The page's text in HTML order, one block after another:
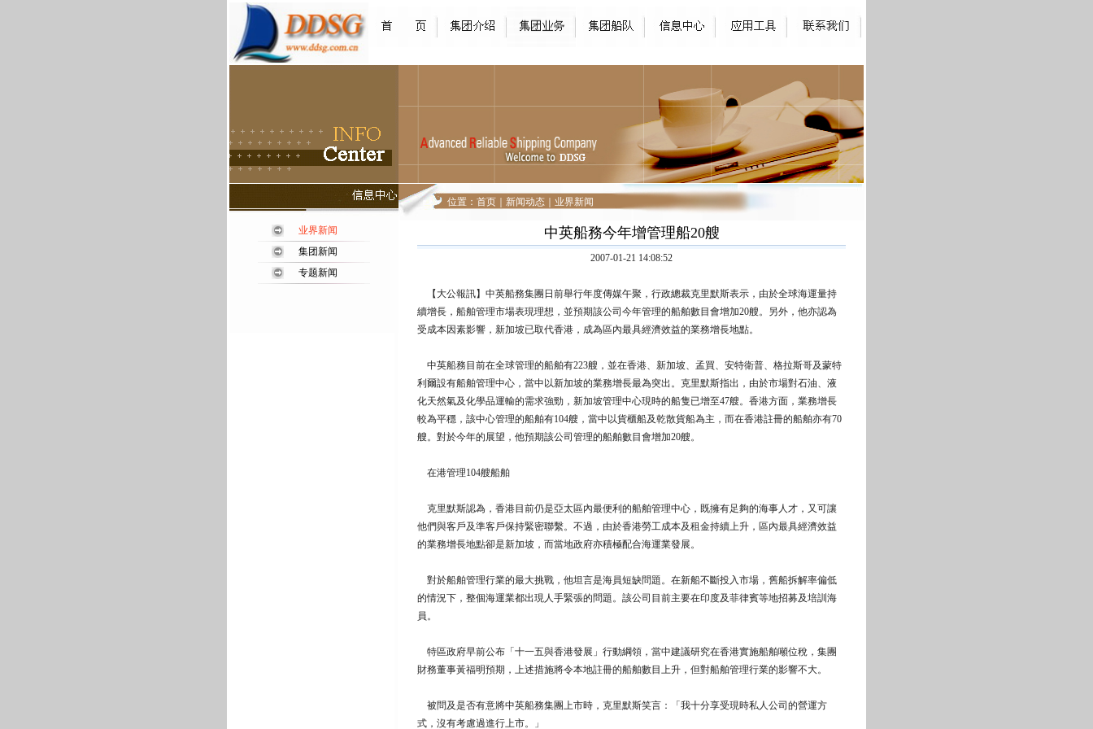
业界新闻
集团新闻
专题新闻
位置： 首页 新闻动态 业界新闻
中英船務今年增管理船20艘
2007-01-21 14:08:52
【大公報訊】中英船務集團日前舉行年度傳媒午聚，行政總裁克里默斯表示，由於全球海運量持
續增長，船舶管理市場表現理想，並預期該公司今年管理的船舶數目會增加20艘。另外，他亦認為
受成本因素影響，新加坡已取代香港，成為區內最具經濟效益的業務增長地點。
中英船務目前在全球管理的船舶有223艘，並在香港、新加坡、孟買、安特衛普、格拉斯哥及蒙特
利爾設有船舶管理中心，當中以新加坡的業務增長最為突出。克里默斯指出，由於市場對石油、液
化天然氣及化學品運輸的需求強勁，新加坡管理中心現時的船隻已增至47艘。香港方面，業務增長
較為平穩，該中心管理的船舶有104艘，當中以貨櫃船及乾散貨船為主，而在香港註冊的船舶亦有70
艘。對於今年的展望，他預期該公司管理的船舶數目會增加20艘。
在港管理104艘船舶
克里默斯認為，香港目前仍是亞太區內最便利的船舶管理中心，既擁有足夠的海事人才，又可讓
他們與客戶及準客戶保持緊密聯繫。不過，由於香港勞工成本及租金持續上升，區內最具經濟效益
的業務增長地點卻是新加坡，而當地政府亦積極配合海運業發展。
對於船舶管理行業的最大挑戰，他坦言是海員短缺問題。在新船不斷投入市場，舊船拆解率偏低
的情況下，整個海運業都出現人手緊張的問題。該公司目前主要在印度及菲律賓等地招募及培訓海
員。
特區政府早前公布「十一五與香港發展」行動綱領，當中建議研究在香港實施船舶噸位稅，集團
財務董事黃福明預期，上述措施將令本地註冊的船舶數目上升，但對船舶管理行業的影響不大。
被問及是否有意將中英船務集團上市時，克里默斯笑言：「我十分享受現時私人公司的營運方
式，沒有考慮過進行上市。」